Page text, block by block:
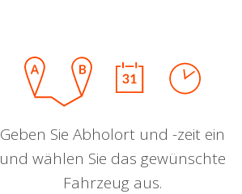
Geben Sie Abholort und -zeit ein
und wählen Sie das gewünschte
Fahrzeug aus.